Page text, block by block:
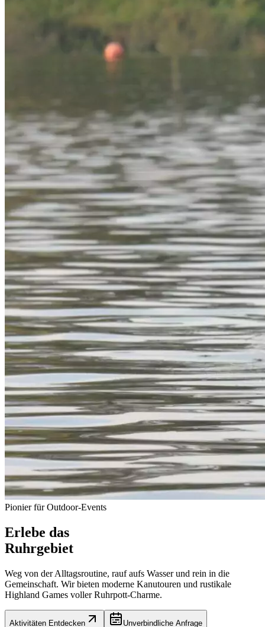
Pionier für Outdoor-Events
Erlebe das
Ruhrgebiet
Weg von der Alltagsroutine, rauf aufs Wasser und rein in die
Gemeinschaft. Wir bieten moderne Kanutouren und rustikale
Highland Games voller Ruhrpott-Charme.
Aktivitäten Entdecken Unverbindliche Anfrage